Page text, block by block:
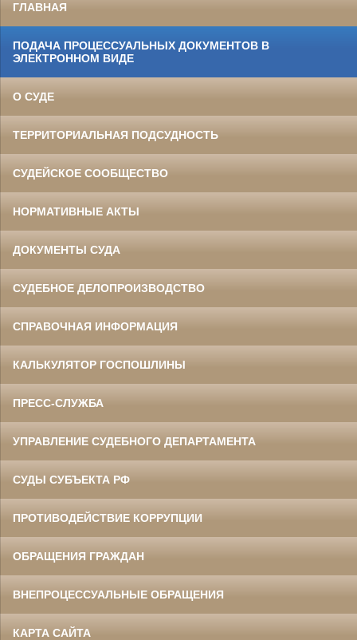
ГЛАВНАЯ
ПОДАЧА ПРОЦЕССУАЛЬНЫХ ДОКУМЕНТОВ В
ЭЛЕКТРОННОМ ВИДЕ
О СУДЕ
ТЕРРИТОРИАЛЬНАЯ ПОДСУДНОСТЬ
СУДЕЙСКОЕ СООБЩЕСТВО
НОРМАТИВНЫЕ АКТЫ
ДОКУМЕНТЫ СУДА
СУДЕБНОЕ ДЕЛОПРОИЗВОДСТВО
СПРАВОЧНАЯ ИНФОРМАЦИЯ
КАЛЬКУЛЯТОР ГОСПОШЛИНЫ
ПРЕСС-СЛУЖБА
УПРАВЛЕНИЕ СУДЕБНОГО ДЕПАРТАМЕНТА
СУДЫ СУБЪЕКТА РФ
ПРОТИВОДЕЙСТВИЕ КОРРУПЦИИ
ОБРАЩЕНИЯ ГРАЖДАН
ВНЕПРОЦЕССУАЛЬНЫЕ ОБРАЩЕНИЯ
КАРТА САЙТА